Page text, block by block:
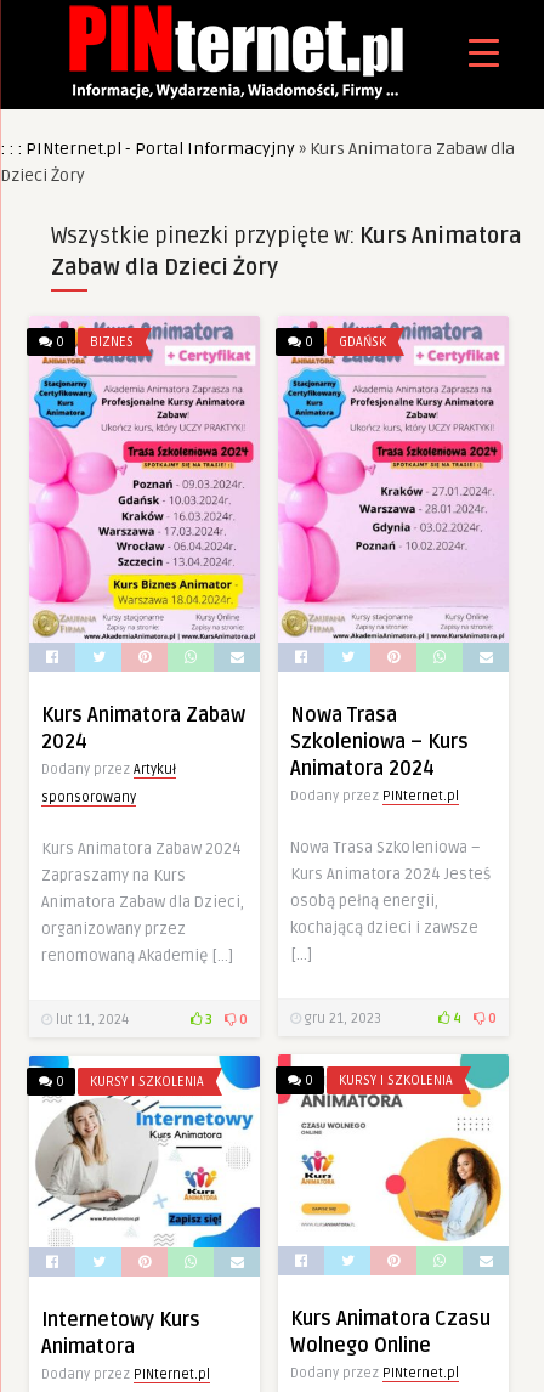
: : : PINternet.pl - Portal Informacyjny» Kurs Animatora Zabaw dla
Dzieci Żory
Wszystkie pinezki przypięte w: Kurs Animatora
Zabaw dla Dzieci Żory
0 BIZNES
Kurs Animatora Zabaw
2024
Dodany przez Artykuł
sponsorowany
Kurs Animatora Zabaw 2024
Zapraszamy na Kurs
Animatora Zabaw dla Dzieci,
organizowany przez
renomowaną Akademię […]
lut 11, 2024 3 0
0 GDAŃSK
Nowa Trasa
Szkoleniowa – Kurs
Animatora 2024
Dodany przez PINternet.pl
Nowa Trasa Szkoleniowa –
Kurs Animatora 2024 Jesteś
osobą pełną energii,
kochającą dzieci i zawsze
[…]
gru 21, 2023 4 0
0 KURSY I SZKOLENIA
Kurs Animatora Czasu
Wolnego Online
Dodany przez PINternet.pl
0 KURSY I SZKOLENIA
Internetowy Kurs
Animatora
Dodany przez PINternet.pl